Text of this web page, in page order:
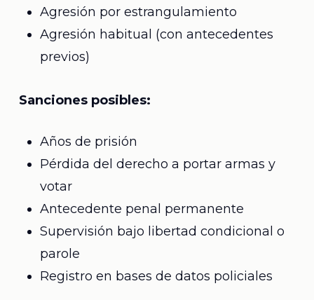
Agresión por estrangulamiento
Agresión habitual (con antecedentes
previos)
Sanciones posibles:
Años de prisión
Pérdida del derecho a portar armas y
votar
Antecedente penal permanente
Supervisión bajo libertad condicional o
parole
Registro en bases de datos policiales